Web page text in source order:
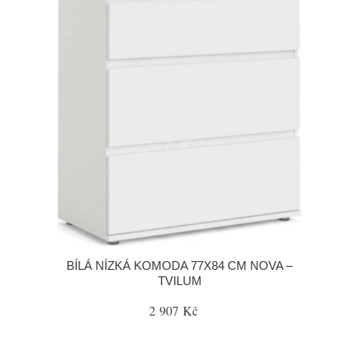
BÍLÁ NÍZKÁ KOMODA 77X84 CM NOVA –
TVILUM
2 907 Kč